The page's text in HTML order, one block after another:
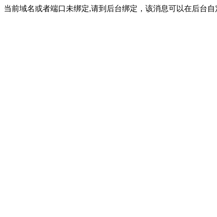
当前域名或者端口未绑定,请到后台绑定，该消息可以在后台自